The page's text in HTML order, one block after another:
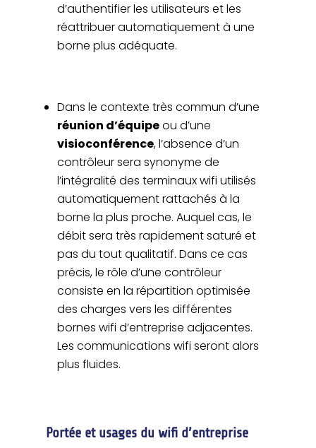
d’authentifier les utilisateurs et les
réattribuer automatiquement à une
borne plus adéquate.
Dans le contexte très commun d’une
réunion d’équipeou d’une
visioconférence, l’absence d’un
contrôleur sera synonyme de
l’intégralité des terminaux wifi utilisés
automatiquement rattachés à la
borne la plus proche. Auquel cas, le
débit sera très rapidement saturé et
pas du tout qualitatif. Dans ce cas
précis, le rôle d’une contrôleur
consiste en la répartition optimisée
des charges vers les différentes
bornes wifi d’entreprise adjacentes.
Les communications wifi seront alors
plus fluides.
Portée et usages du wifi d’entreprise